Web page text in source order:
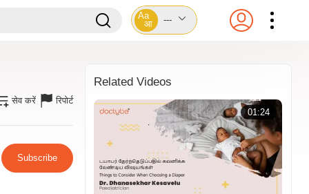
Aa
आ
---
सेव करें रिपोर्ट
Subscribe
Related Videos
01:24